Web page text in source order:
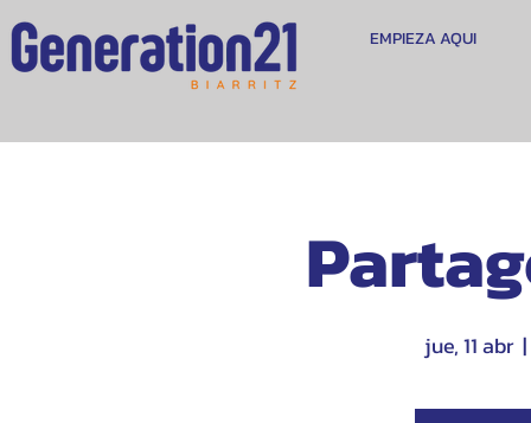
EMPIEZA AQUI
jue, 11 abr